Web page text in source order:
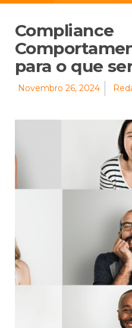
Compliance
para o que
Novembro 26, 2024